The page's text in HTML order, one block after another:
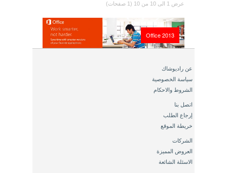
عرض 1 الى 10 من 10 (1 صفحات)
Office 2013
عن راديوشاك
سياسة الخصوصية
الشروط والاحكام
اتصل بنا
إرجاع الطلب
خريطة الموقع
الشركات
العروض المميزة
الاسئلة الشائعة